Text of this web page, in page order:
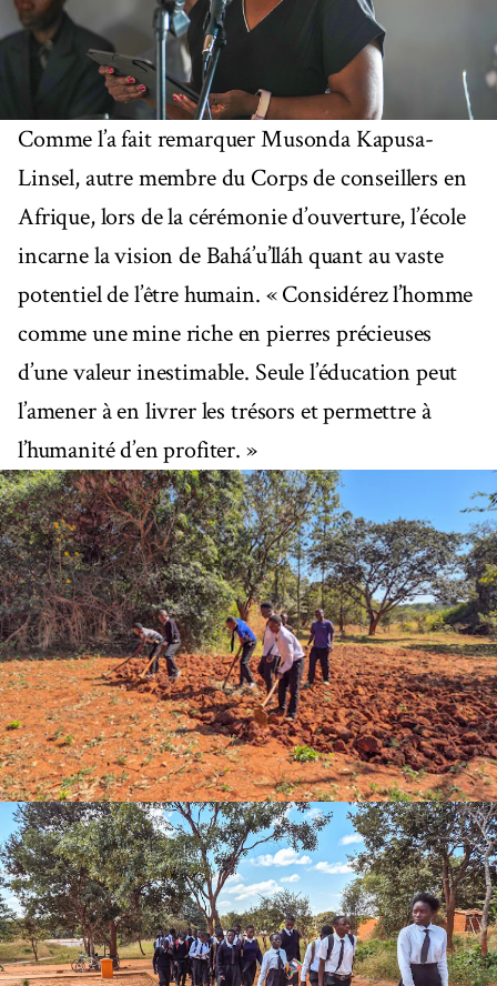
Comme l’a fait remarquer Musonda Kapusa-
Linsel, autre membre du Corps de conseillers en
Afrique, lors de la cérémonie d’ouverture, l’école
incarne la vision de Bahá’u’lláh quant au vaste
potentiel de l’être humain. « Considérez l’homme
comme une mine riche en pierres précieuses
d’une valeur inestimable. Seule l’éducation peut
l’amener à en livrer les trésors et permettre à
l’humanité d’en profiter. »